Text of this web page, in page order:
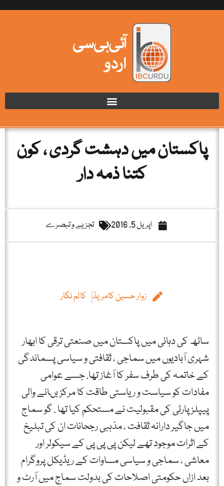
پاکستان میں دہشت گردی ، کون
کتنا ذمہ دار
اپریل 5, 2016 تجزیے و تبصرے
زوار حسین کامریڈ کالم نگار
ساٹھ کی دہائی میں پاکستان میں صنعتی ترقی کا ابھار
شہری آبادیوں میں سماجی ، ثقافتی و سیاسی پسماندگی
کے خاتمہ کی طرف سفر کا آغاز تھا. جسے عوامی
مفادات کو سیاست و ریاستی طاقت کا مرکز بںانے والی
پیپلز پارٹی کی مقبولیت نے مستحکم کیا تھا . گو سماج
میں جاگیر دارانہ ثقافت ، مذہبی رجحانات ان کی تبلیخ
کے اثرات موجود تھے لیکن پی پی پی کے سیکولر اور
معاشی ، سماجی و سیاسی مساوات کے ریڈیکل پروگرام
بعد ازاں حکومتی اصلاحات کی بدولت سماج میں آرٹ و